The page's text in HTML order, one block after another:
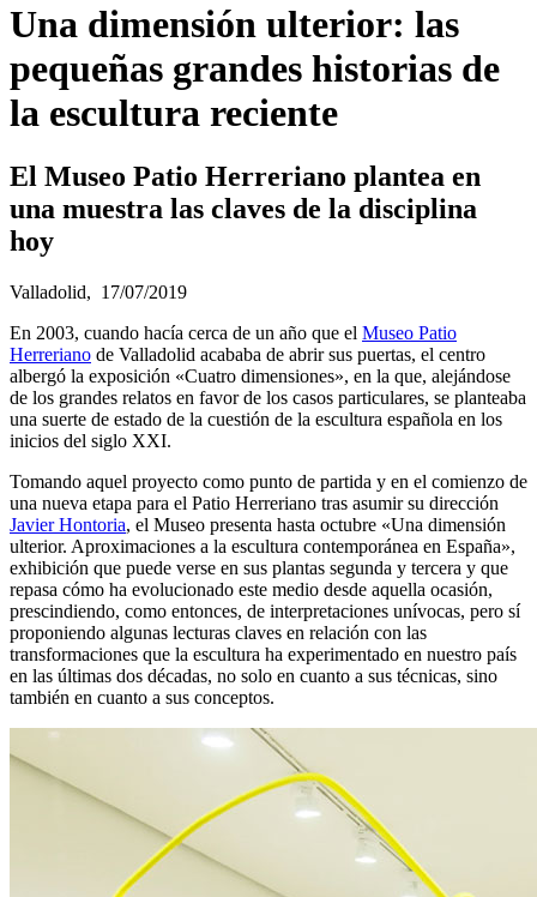
Una dimensión ulterior: las
pequeñas grandes historias de
la escultura reciente
El Museo Patio Herreriano plantea en
una muestra las claves de la disciplina
hoy
Valladolid, 17/07/2019
En 2003, cuando hacía cerca de un año que el Museo Patio
Herreriano de Valladolid acababa de abrir sus puertas, el centro
albergó la exposición «Cuatro dimensiones», en la que, alejándose
de los grandes relatos en favor de los casos particulares, se planteaba
una suerte de estado de la cuestión de la escultura española en los
inicios del siglo XXI.
Tomando aquel proyecto como punto de partida y en el comienzo de
una nueva etapa para el Patio Herreriano tras asumir su dirección
Javier Hontoria, el Museo presenta hasta octubre «Una dimensión
ulterior. Aproximaciones a la escultura contemporánea en España»,
exhibición que puede verse en sus plantas segunda y tercera y que
repasa cómo ha evolucionado este medio desde aquella ocasión,
prescindiendo, como entonces, de interpretaciones unívocas, pero sí
proponiendo algunas lecturas claves en relación con las
transformaciones que la escultura ha experimentado en nuestro país
en las últimas dos décadas, no solo en cuanto a sus técnicas, sino
también en cuanto a sus conceptos.